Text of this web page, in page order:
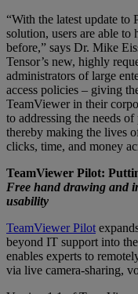
“With the latest update to
solution, users are able
before,” says Dr. Mike
Tensor’s new, highly
administrators of large
access policies – giving
TeamViewer in their
to addressing the needs
thereby making the lives
clicks, time, and money
TeamViewer Pilot:
Free hand drawing and
usability
TeamViewer Pilot
beyond IT support into
enables experts to
via live camera-sharing,